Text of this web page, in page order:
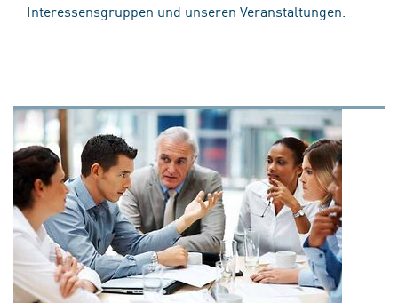
Interessensgruppen und unseren Veranstaltungen.